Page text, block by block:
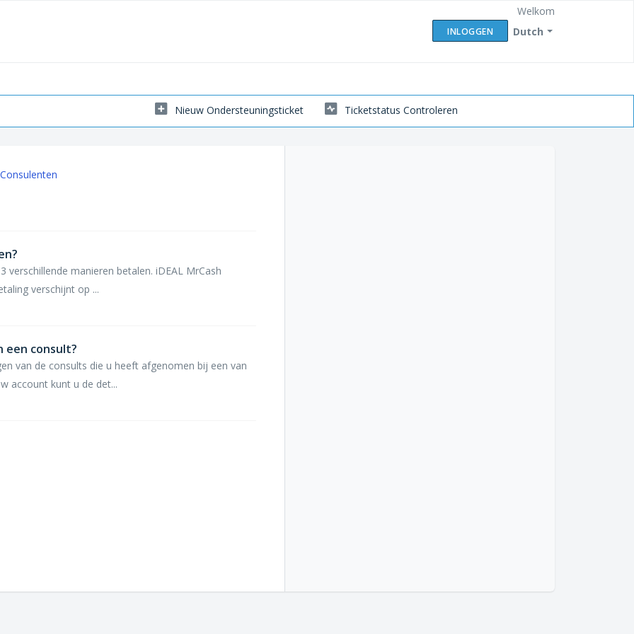
Dutch
Welkom
INLOGGEN
Nieuw Ondersteuningsticket Ticketstatus Controleren
manieren betalen. iDEAL MrCash
verschijnt op ...
een consult?
van de consults die u heeft afgenomen bij een van
account kunt u de det...